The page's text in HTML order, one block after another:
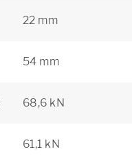
22 mm
54 mm
68,6 kN
61,1 kN